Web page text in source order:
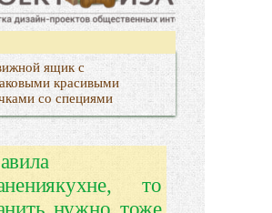
ящик с
красивыми
со специями
то